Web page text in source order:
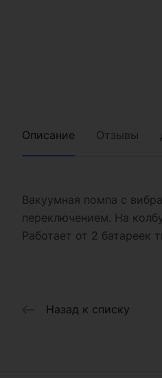
Описание Отзывы
Вакуумная помпа с
переключением. На
Работает от 2 батареек
Назад к списку